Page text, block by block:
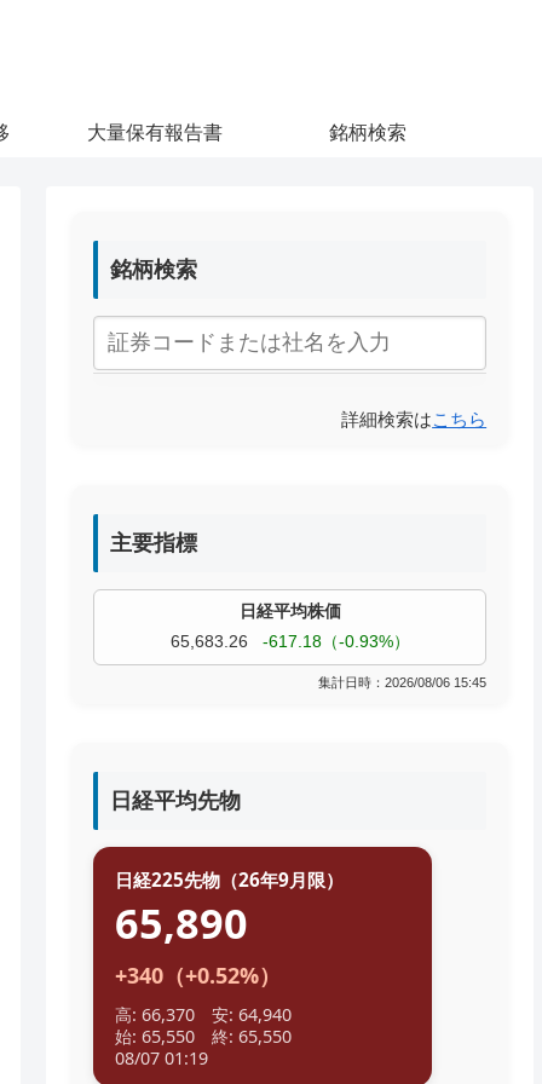
大量保有報告書 銘柄検索
銘柄検索
詳細検索はこちら
主要指標
TOPIX
4,055.85
+9.68（+0.24%）
集計日時：2026/08/06 15:45
日経平均先物
日経225先物（26年9月限）
65,890
+340（+0.52%）
高: 66,370 安: 64,940
始: 65,550 終: 65,550
08/07 01:19